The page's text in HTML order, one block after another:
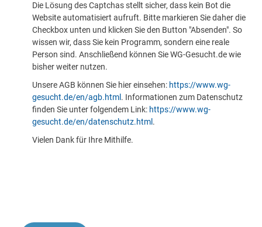
Die Lösung des Captchas stellt sicher, dass kein Bot die
Website automatisiert aufruft. Bitte markieren Sie daher die
Checkbox unten und klicken Sie den Button "Absenden". So
wissen wir, dass Sie kein Programm, sondern eine reale
Person sind. Anschließend können Sie WG-Gesucht.de wie
bisher weiter nutzen.
Unsere AGB können Sie hier einsehen: https://www.wg-
gesucht.de/en/agb.html . Informationen zum Datenschutz
finden Sie unter folgendem Link: https://www.wg-
gesucht.de/en/datenschutz.html .
Vielen Dank für Ihre Mithilfe.